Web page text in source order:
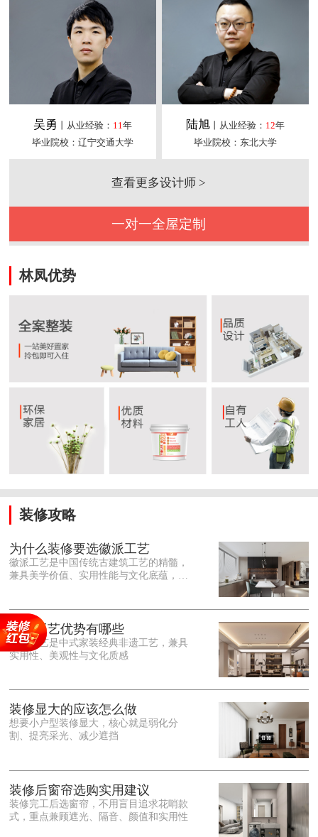
吴勇 丨从业经验： 11年
毕业院校：辽宁交通大学
陆旭丨从业经验： 12年
毕业院校：东北大学
查看更多设计师 >
一对一全屋定制
林凤优势
装修攻略
为什么装修要选徽派工艺
徽派工艺是中国传统古建筑工艺的精髓，
兼具美学价值、实用性能与文化底蕴，优
雕细琢的砖、木、石雕为特色，线条古朴
大气，意境悠远，自带东方中式雅致韵
味，耐看且不易过时。<o:p></o:p> 在工
艺品质上，徽派工艺遵循古法匠心工序，
保耐用，抗风化、耐腐蚀，使用
徽派工艺优势有哪些
徽派工艺是中式家装经典非遗工艺，兼具
实用性、美观性与文化质感
装修显大的应该怎么做
想要小户型装修显大，核心就是弱化分
割、提亮采光、减少遮挡
装修后窗帘选购实用建议
装修完工后选窗帘，不用盲目追求花哨款
式，重点兼顾遮光、隔音、颜值和实用性